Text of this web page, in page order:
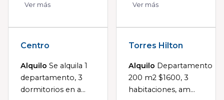
Ver más Ver más
Centro
Alquilo Se alquila 1
departamento, 3
dormitorios en a...
Torres Hilton
Alquilo Departamento
200 m2 $1600, 3
habitaciones, am...